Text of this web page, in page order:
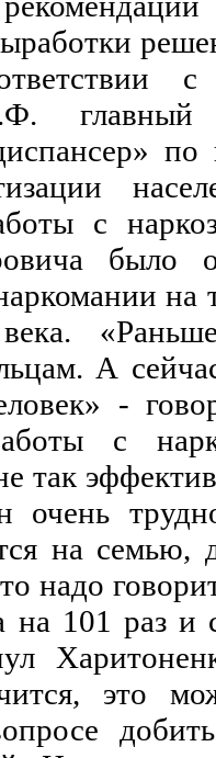
с
было
на
А
-
с
так
очень
на
надо
101 раз и
это